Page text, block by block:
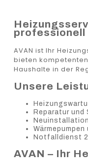
professionell
AVAN ist Ihr
bieten
Haushalte in der
Unsere
Reparatur und
Notfalldienst
AVAN – Ihr